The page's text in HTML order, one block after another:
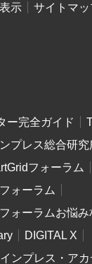
示
サイトマッ
ー完全ガイド
プレス総合研究
フォーラム
ォーラム
ォーラムお悩み
DIGITAL X
インプレス・ア